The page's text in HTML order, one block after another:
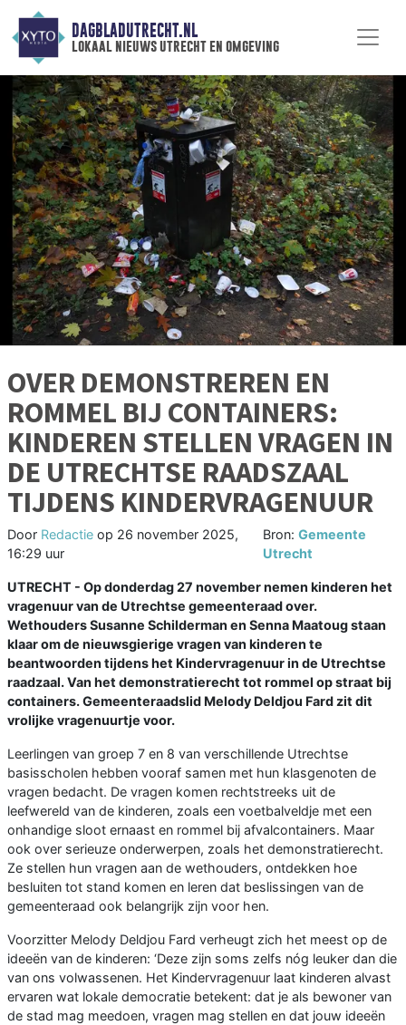
DAGBLADUTRECHT.NL
lokaal nieuws utrecht en omgeving
OVER DEMONSTREREN EN
ROMMEL BIJ CONTAINERS:
KINDEREN STELLEN VRAGEN IN
DE UTRECHTSE RAADSZAAL
TIJDENS KINDERVRAGENUUR
Door Redactie op 26 november 2025,
16:29 uur
Bron: Gemeente
Utrecht
UTRECHT - Op donderdag 27 november nemen kinderen het
vragenuur van de Utrechtse gemeenteraad over.
Wethouders Susanne Schilderman en Senna Maatoug staan
klaar om de nieuwsgierige vragen van kinderen te
beantwoorden tijdens het Kindervragenuur in de Utrechtse
raadzaal. Van het demonstratierecht tot rommel op straat bij
containers. Gemeenteraadslid Melody Deldjou Fard zit dit
vrolijke vragenuurtje voor.
Leerlingen van groep 7 en 8 van verschillende Utrechtse
basisscholen hebben vooraf samen met hun klasgenoten de
vragen bedacht. De vragen komen rechtstreeks uit de
leefwereld van de kinderen, zoals een voetbalveldje met een
onhandige sloot ernaast en rommel bij afvalcontainers. Maar
ook over serieuze onderwerpen, zoals het demonstratierecht.
Ze stellen hun vragen aan de wethouders, ontdekken hoe
besluiten tot stand komen en leren dat beslissingen van de
gemeenteraad ook belangrijk zijn voor hen.
Voorzitter Melody Deldjou Fard verheugt zich het meest op de
ideeën van de kinderen: ‘Deze zijn soms zelfs nóg leuker dan die
van ons volwassenen. Het Kindervragenuur laat kinderen alvast
ervaren wat lokale democratie betekent: dat je als bewoner van
de stad mag meedoen, vragen mag stellen en dat jouw ideeën